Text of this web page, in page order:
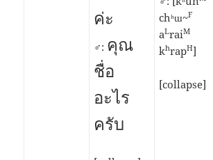
ค่ะ
♂: คุณ
ชื่อ
อะไร
ครับ
chʰɯ~F
aLraiM
khrapH]
[collapse]